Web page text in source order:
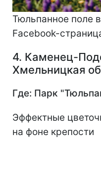
Тюльпанное поле
Facebook-
4. Каменец-
Хмельницкая
Где: Парк
Эффектные
на фоне крепости